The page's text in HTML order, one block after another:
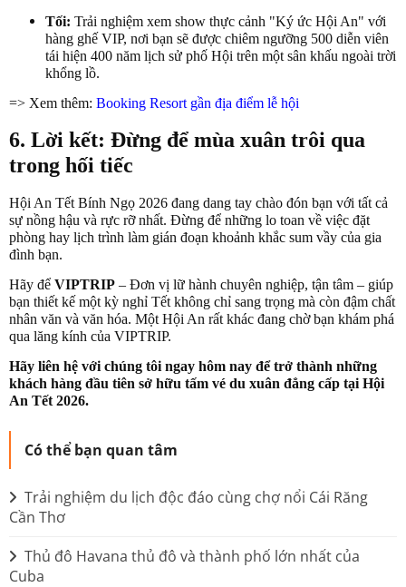
Tối: Trải nghiệm xem show thực cảnh "Ký ức Hội An" với
hàng ghế VIP, nơi bạn sẽ được chiêm ngưỡng 500 diễn viên
tái hiện 400 năm lịch sử phố Hội trên một sân khấu ngoài trời
khổng lồ.
=> Xem thêm: Booking Resort gần địa điểm lễ hội
6. Lời kết: Đừng để mùa xuân trôi qua
trong hối tiếc
Hội An Tết Bính Ngọ 2026 đang dang tay chào đón bạn với tất cả
sự nồng hậu và rực rỡ nhất. Đừng để những lo toan về việc đặt
phòng hay lịch trình làm gián đoạn khoảnh khắc sum vầy của gia
đình bạn.
Hãy để VIPTRIP – Đơn vị lữ hành chuyên nghiệp, tận tâm – giúp
bạn thiết kế một kỳ nghỉ Tết không chỉ sang trọng mà còn đậm chất
nhân văn và văn hóa. Một Hội An rất khác đang chờ bạn khám phá
qua lăng kính của VIPTRIP.
Hãy liên hệ với chúng tôi ngay hôm nay để trở thành những
khách hàng đầu tiên sở hữu tấm vé du xuân đẳng cấp tại Hội
An Tết 2026.
Có thể bạn quan tâm
Trải nghiệm du lịch độc đáo cùng chợ nổi Cái Răng
Cần Thơ
Thủ đô Havana thủ đô và thành phố lớn nhất của
Cuba